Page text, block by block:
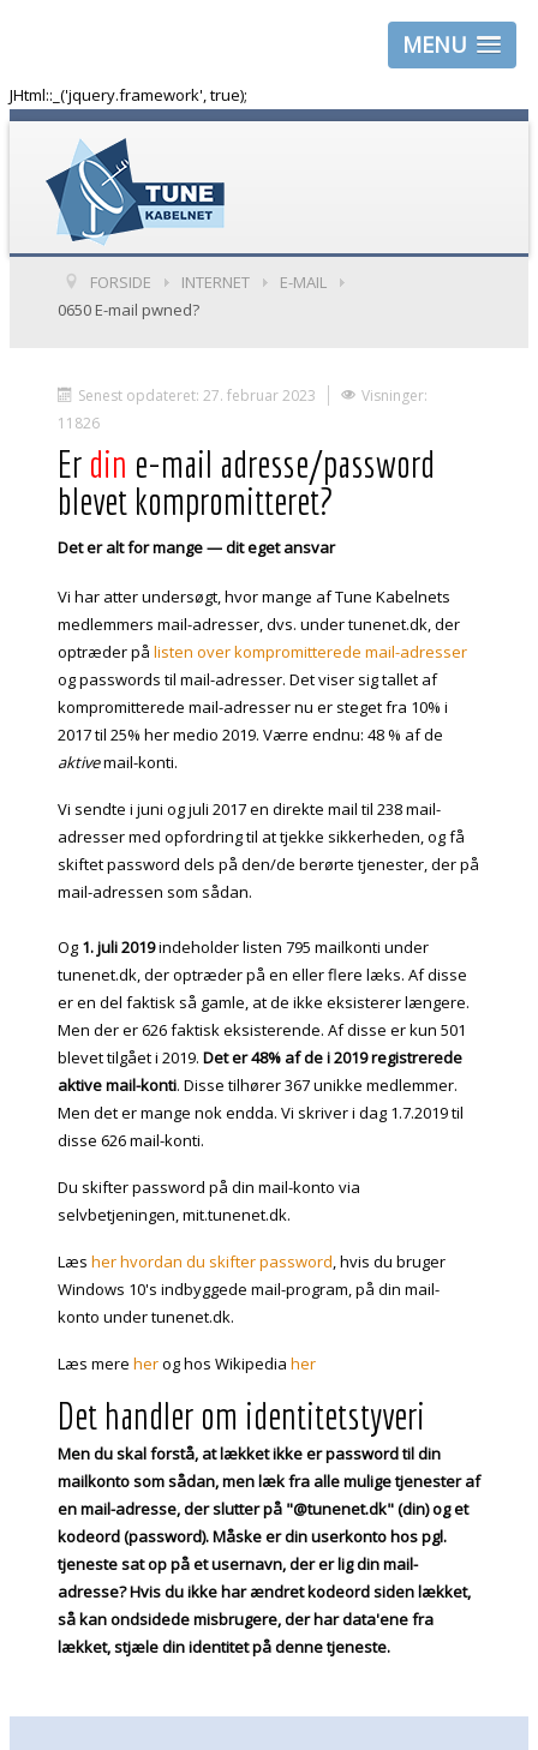
MENU
JHtml::_('jquery.framework', true);
FORSIDE INTERNET
E-MAIL
0650 E-mail pwned?
Senest opdateret: 27. februar 2023
Visninger:
11826
Er din e-mail adresse/password
blevet kompromitteret?
Det er alt for mange — dit eget ansvar
Vi har atter undersøgt, hvor mange af Tune Kabelnets
medlemmers mail-adresser, dvs. under tunenet.dk, der
optræder på listen over kompromitterede mail-adresser
og passwords til mail-adresser. Det viser sig tallet af
kompromitterede mail-adresser nu er steget fra 10% i
2017 til 25% her medio 2019. Værre endnu: 48 % af de
aktivemail-konti.
Vi sendte i juni og juli 2017 en direkte mail til 238 mail-
adresser med opfordring til at tjekke sikkerheden, og få
skiftet password dels på den/de berørte tjenester, der på
mail-adressen som sådan.
Og 1. juli 2019indeholder listen 795 mailkonti under
tunenet.dk, der optræder på en eller flere læks. Af disse
er en del faktisk så gamle, at de ikke eksisterer længere.
Men der er 626 faktisk eksisterende. Af disse er kun 501
blevet tilgået i 2019. Det er 48% af de i 2019 registrerede
aktive mail-konti. Disse tilhører 367 unikke medlemmer.
Men det er mange nok endda. Vi skriver i dag 1.7.2019 til
disse 626 mail-konti.
Du skifter password på din mail-konto via
selvbetjeningen, mit.tunenet.dk.
Læs her hvordan du skifter password, hvis du bruger
Windows 10's indbyggede mail-program, på din mail-
konto under tunenet.dk.
Læs mere herog hos Wikipedia her
Det handler om identitetstyveri
Men du skal forstå, at lækket ikke er password til din
mailkonto som sådan, men læk fra alle mulige tjenester af
en mail-adresse, der slutter på "@tunenet.dk" (din) og et
kodeord (password). Måske er din userkonto hos pgl.
tjeneste sat op på et usernavn, der er lig din mail-
adresse? Hvis du ikke har ændret kodeord siden lækket,
så kan ondsidede misbrugere, der har data'ene fra
lækket, stjæle din identitet på denne tjeneste.